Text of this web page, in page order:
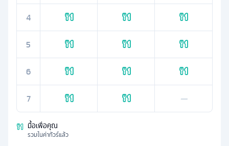
4
5
6
7 —
มื้อเพื่อคุณ
รวมในค่าทัวร์แล้ว